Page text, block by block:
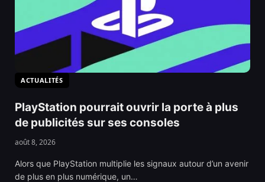
ACTUALITÉS
PlayStation pourrait ouvrir la porte à plus
de publicités sur ses consoles
août 8, 2026
Alors que PlayStation multiplie les signaux autour d’un avenir
de plus en plus numérique, un…